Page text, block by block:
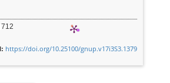
712
https://doi.org/10.25100/gnup.v17i3S3.1379